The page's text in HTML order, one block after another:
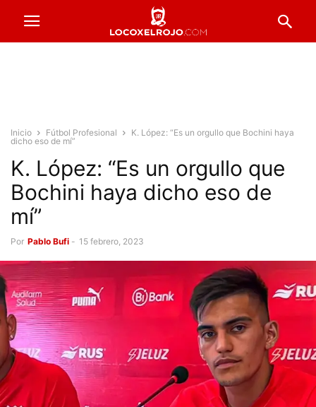
Inicio Fútbol Profesional
K. López: “Es un orgullo que Bochini haya
dicho eso de mí”
K. López: “Es un orgullo que
Bochini haya dicho eso de
mí”
Por Pablo Bufi - 15 febrero, 2023